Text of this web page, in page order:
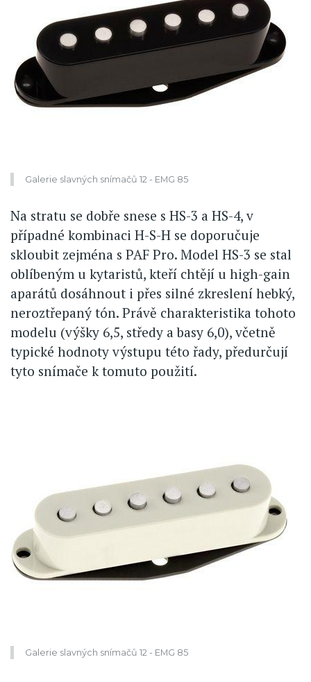
Galerie slavných snímačů 12 - EMG 85
Na stratu se dobře snese s HS-3 a HS-4, v
případné kombinaci H-S-H se doporučuje
skloubit zejména s PAF Pro. Model HS-3 se stal
oblíbeným u kytaristů, kteří chtějí u high-gain
aparátů dosáhnout i přes silné zkreslení hebký,
neroztřepaný tón. Právě charakteristika tohoto
modelu (výšky 6,5, středy a basy 6,0), včetně
typické hodnoty výstupu této řady, předurčují
tyto snímače k tomuto použití.
Galerie slavných snímačů 12 - EMG 85